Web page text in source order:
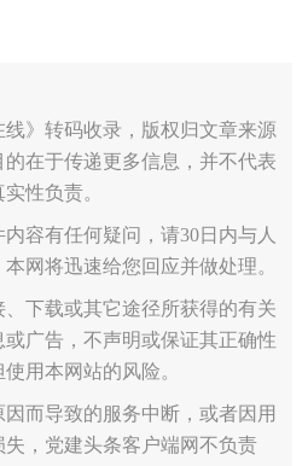
》转码收录，版权归文章来源
在于传递更多信息，并不代表
性负责。
容有任何疑问，请30日内与人
网将迅速给您回应并做处理。
下载或其它途径所获得的有关
广告，不声明或保证其正确性
用本网站的风险。
而导致的服务中断，或者因用
，党建头条客户端网不负责